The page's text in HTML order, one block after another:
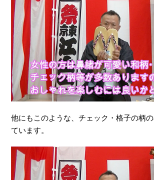
他にもこのような、チェック・格子の柄
ています。